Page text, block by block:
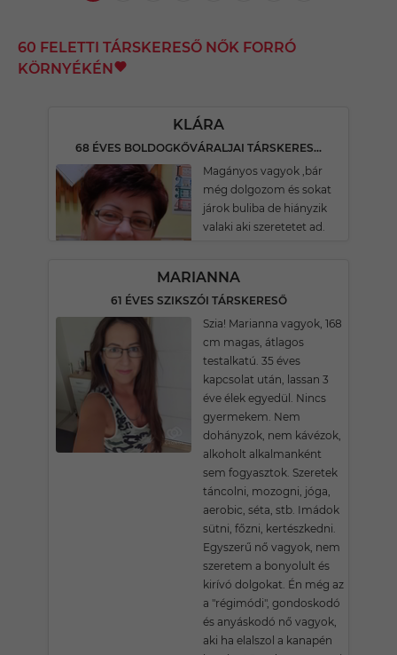
60 FELETTI TÁRSKERESŐ NŐK FORRÓ
KÖRNYÉKÉN
KLÁRA
68 ÉVES BOLDOGKŐVÁRALJAI TÁRSKERESŐ
Magányos vagyok ,bár
még dolgozom és sokat
járok buliba de hiányzik
valaki aki szeretetet ad.
MARIANNA
61 ÉVES SZIKSZÓI TÁRSKERESŐ
Szia! Marianna vagyok, 168
cm magas, átlagos
testalkatú. 35 éves
kapcsolat után, lassan 3
éve élek egyedül. Nincs
gyermekem. Nem
dohányzok, nem kávézok,
alkoholt alkalmanként
sem fogyasztok. Szeretek
táncolni, mozogni, jóga,
aerobic, séta, stb. Imádok
sütni, főzni, kertészkedni.
Egyszerű nő vagyok, nem
szeretem a bonyolult és
kirívó dolgokat. Én még az
a "régimódi", gondoskodó
és anyáskodó nő vagyok,
aki ha elalszol a kanapén